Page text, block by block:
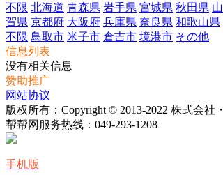
不限 北海道 青森県 岩手県 宮城県 秋田県
賀県 京都府 大阪府 兵庫県 奈良県 和歌山県
不限 鳥取市 米子市 倉吉市 境港市 その他
信息列表
没有相关信息
赞助推广
网站协议
版权所有：Copyright © 2013-2022 株式会社
帮帮网服务热线： 049-293-1208
手机版